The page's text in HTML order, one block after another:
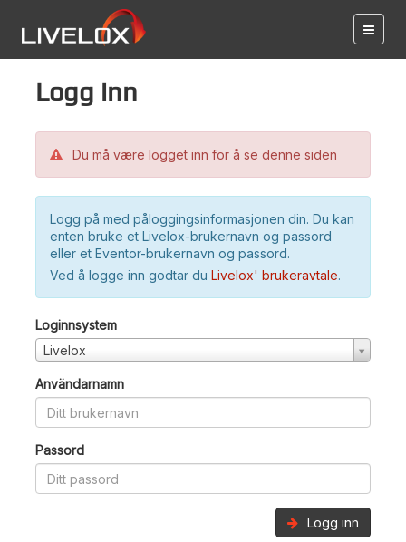
Logg inn
Du må være logget inn for å se denne siden
Logg på med påloggingsinformasjonen din. Du kan
enten bruke et Livelox-brukernavn og passord
eller et Eventor-brukernavn og passord.
Ved å logge inn godtar du Livelox' brukeravtale.
Loginnsystem
Livelox
Användarnamn
Passord
Logg inn